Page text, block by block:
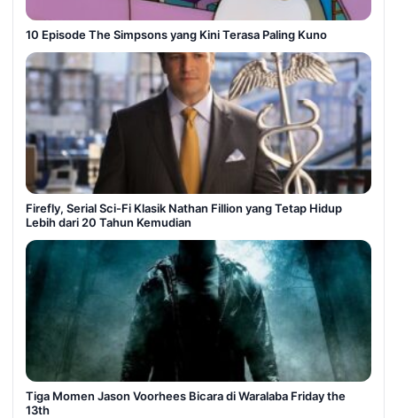
10 Episode The Simpsons yang Kini Terasa Paling Kuno
Firefly, Serial Sci-Fi Klasik Nathan Fillion yang Tetap Hidup
Lebih dari 20 Tahun Kemudian
Tiga Momen Jason Voorhees Bicara di Waralaba Friday the
13th